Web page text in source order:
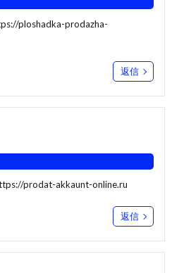
ploshadka-prodazha-
返信
prodat-akkaunt-online.ru
返信